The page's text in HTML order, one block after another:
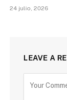
24 julio, 2026
LEAVE A